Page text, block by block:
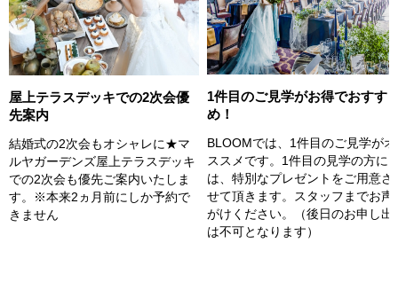
屋上テラスデッキでの2次会優
先案内
結婚式の2次会もオシャレに★マ
ルヤガーデンズ屋上テラスデッキ
での2次会も優先ご案内いたしま
す。※本来2ヵ月前にしか予約で
きません
1件目のご見学がお得でおすす
め！
BLOOMでは、1件目のご見学がオ
ススメです。1件目の見学の方に
は、特別なプレゼントをご用意さ
せて頂きます。スタッフまでお声
がけください。（後日のお申し出
は不可となります）